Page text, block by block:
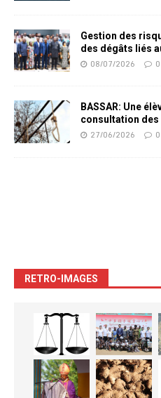
Gestion des
des dégâts liés
08/07/2026
BASSAR: Une
consultation des
27/06/2026
RETRO-IMAGES